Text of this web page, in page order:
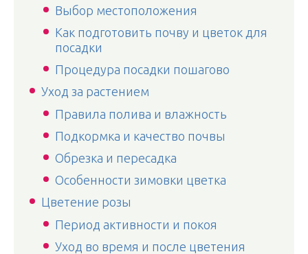
Выбор местоположения
Как подготовить почву и цветок для
посадки
Процедура посадки пошагово
Уход за растением
Правила полива и влажность
Подкормка и качество почвы
Обрезка и пересадка
Особенности зимовки цветка
Цветение розы
Период активности и покоя
Уход во время и после цветения